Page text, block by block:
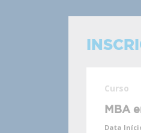
Curso
MBA
Data